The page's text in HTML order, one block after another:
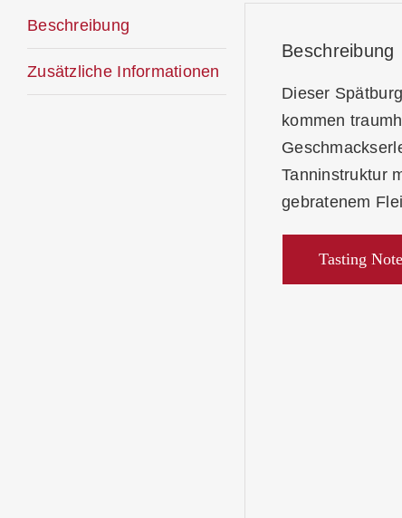
Beschreibung
Zusätzliche Informationen
Beschreibung
Dieser
kommen
Tanninstruktur
gebratenem
Tasting